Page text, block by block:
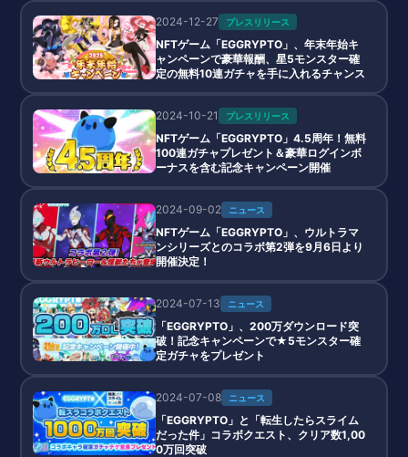
2024-12-27
プレスリリース
NFTゲーム「EGGRYPTO」、年末年始キ
ャンペーンで豪華報酬、星5モンスター確
定の無料10連ガチャを手に入れるチャンス
2024-10-21 プレスリリース
NFTゲーム「EGGRYPTO」4.5周年！無料
100連ガチャプレゼント＆豪華ログインボ
ーナスを含む記念キャンペーン開催
2024-09-02 ニュース
NFTゲーム「EGGRYPTO」、ウルトラマ
ンシリーズとのコラボ第2弾を9月6日より
開催決定！
2024-07-13 ニュース
「EGGRYPTO」、200万ダウンロード突
破！記念キャンペーンで★5モンスター確
定ガチャをプレゼント
2024-07-08 ニュース
「EGGRYPTO」と「転生したらスライム
だった件」コラボクエスト、クリア数1,00
0万回突破